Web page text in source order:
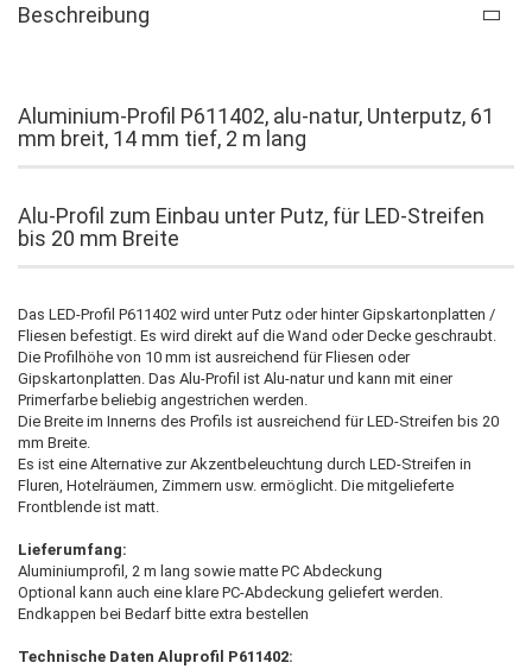
Beschreibung
Aluminium-Profil P611402, alu-natur, Unterputz, 61
mm breit, 14 mm tief, 2 m lang
Alu-Profil zum Einbau unter Putz, für LED-Streifen
bis 20 mm Breite
Das LED-Profil P611402 wird unter Putz oder hinter Gipskartonplatten /
Fliesen befestigt. Es wird direkt auf die Wand oder Decke geschraubt.
Die Profilhöhe von 10 mm ist ausreichend für Fliesen oder
Gipskartonplatten. Das Alu-Profil ist Alu-natur und kann mit einer
Primerfarbe beliebig angestrichen werden.
Die Breite im Innerns des Profils ist ausreichend für LED-Streifen bis 20
mm Breite.
Es ist eine Alternative zur Akzentbeleuchtung durch LED-Streifen in
Fluren, Hotelräumen, Zimmern usw. ermöglicht. Die mitgelieferte
Frontblende ist matt.
Lieferumfang:
Aluminiumprofil, 2 m lang sowie matte PC Abdeckung
Optional kann auch eine klare PC-Abdeckung geliefert werden.
Endkappen bei Bedarf bitte extra bestellen
Technische Daten Aluprofil P611402: